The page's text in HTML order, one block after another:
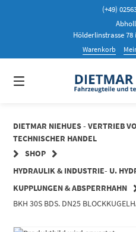
(+49)
Hölderlinstrasse
Warenkorb
DIETMAR NIEHUES - VERTRIEB
TECHNISCHER HANDEL
SHOP
HYDRAULIK & INDUSTRIE- U.
KUPPLUNGEN & ABSPERRHAHN
BKH 30S BDS. DN25